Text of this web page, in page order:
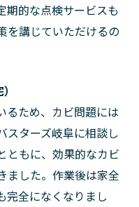
期的な点検サービスも
を講じていただけるの
るため、カビ問題には
スターズ岐阜に相談し
ともに、効果的なカビ
ました。作業後は家全
完全になくなりまし